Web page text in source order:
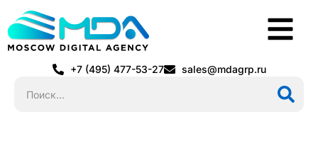
+7 (495) 477-53-27 sales@mdagrp.ru